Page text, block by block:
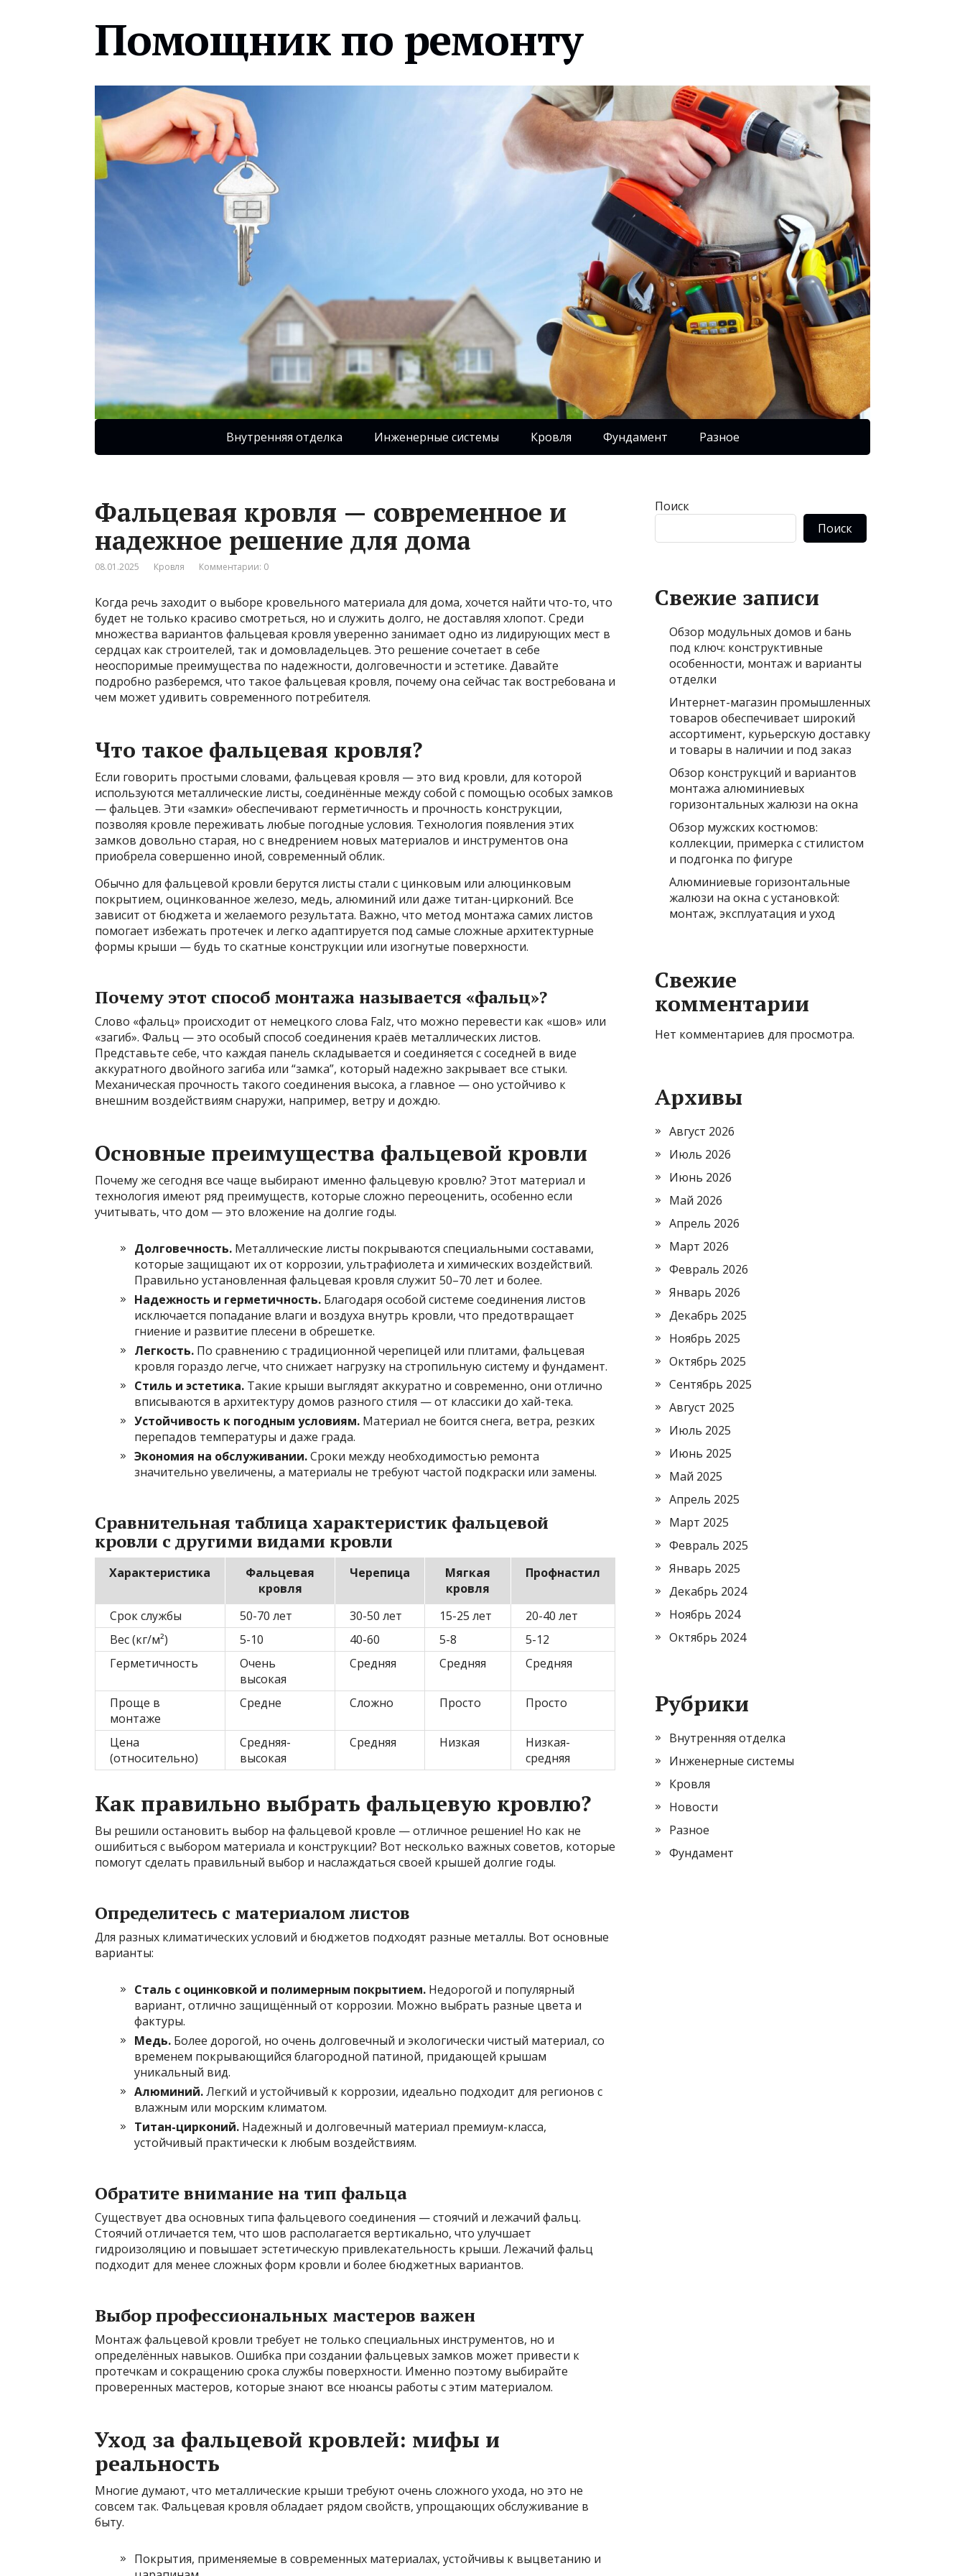
Помощник по ремонту
Внутренняя отделка Инженерные системы Кровля Фундамент Разное
Фальцевая кровля — современное и
надежное решение для дома
08.01.2025 Кровля Комментарии: 0
Когда речь заходит о выборе кровельного материала для дома, хочется найти что-то, что
будет не только красиво смотреться, но и служить долго, не доставляя хлопот. Среди
множества вариантов фальцевая кровля уверенно занимает одно из лидирующих мест в
сердцах как строителей, так и домовладельцев. Это решение сочетает в себе
неоспоримые преимущества по надежности, долговечности и эстетике. Давайте
подробно разберемся, что такое фальцевая кровля, почему она сейчас так востребована и
чем может удивить современного потребителя.
Что такое фальцевая кровля?
Если говорить простыми словами, фальцевая кровля — это вид кровли, для которой
используются металлические листы, соединённые между собой с помощью особых замков
— фальцев. Эти «замки» обеспечивают герметичность и прочность конструкции,
позволяя кровле переживать любые погодные условия. Технология появления этих
замков довольно старая, но с внедрением новых материалов и инструментов она
приобрела совершенно иной, современный облик.
Обычно для фальцевой кровли берутся листы стали с цинковым или алюцинковым
покрытием, оцинкованное железо, медь, алюминий или даже титан-цирконий. Все
зависит от бюджета и желаемого результата. Важно, что метод монтажа самих листов
помогает избежать протечек и легко адаптируется под самые сложные архитектурные
формы крыши — будь то скатные конструкции или изогнутые поверхности.
Почему этот способ монтажа называется «фальц»?
Слово «фальц» происходит от немецкого слова Falz, что можно перевести как «шов» или
«загиб». Фальц — это особый способ соединения краёв металлических листов.
Представьте себе, что каждая панель складывается и соединяется с соседней в виде
аккуратного двойного загиба или “замка”, который надежно закрывает все стыки.
Механическая прочность такого соединения высока, а главное — оно устойчиво к
внешним воздействиям снаружи, например, ветру и дождю.
Основные преимущества фальцевой кровли
Почему же сегодня все чаще выбирают именно фальцевую кровлю? Этот материал и
технология имеют ряд преимуществ, которые сложно переоценить, особенно если
учитывать, что дом — это вложение на долгие годы.
Долговечность. Металлические листы покрываются специальными составами,
которые защищают их от коррозии, ультрафиолета и химических воздействий.
Правильно установленная фальцевая кровля служит 50–70 лет и более.
Надежность и герметичность. Благодаря особой системе соединения листов
исключается попадание влаги и воздуха внутрь кровли, что предотвращает
гниение и развитие плесени в обрешетке.
Легкость. По сравнению с традиционной черепицей или плитами, фальцевая
кровля гораздо легче, что снижает нагрузку на стропильную систему и фундамент.
Стиль и эстетика. Такие крыши выглядят аккуратно и современно, они отлично
вписываются в архитектуру домов разного стиля — от классики до хай-тека.
Устойчивость к погодным условиям. Материал не боится снега, ветра, резких
перепадов температуры и даже града.
Экономия на обслуживании.Сроки между необходимостью ремонта
значительно увеличены, а материалы не требуют частой подкраски или замены.
Сравнительная таблица характеристик фальцевой
кровли с другими видами кровли
Характеристика
Фальцевая
кровля
Черепица
Мягкая
кровля
Профнастил
Срок службы 50-70 лет 30-50 лет 15-25 лет
20-40 лет
Вес (кг/м²)
5-10 40-60 5-8
5-12
Герметичность
Очень
высокая
Средняя Средняя Средняя
Проще в
монтаже
Средне Сложно Просто Просто
Цена
(относительно)
Средняя-
высокая
Средняя Низкая
Низкая-
средняя
Как правильно выбрать фальцевую кровлю?
Вы решили остановить выбор на фальцевой кровле — отличное решение! Но как не
ошибиться с выбором материала и конструкции? Вот несколько важных советов, которые
помогут сделать правильный выбор и наслаждаться своей крышей долгие годы.
Определитесь с материалом листов
Для разных климатических условий и бюджетов подходят разные металлы. Вот основные
варианты:
Сталь с оцинковкой и полимерным покрытием. Недорогой и популярный
вариант, отлично защищённый от коррозии. Можно выбрать разные цвета и
фактуры.
Медь. Более дорогой, но очень долговечный и экологически чистый материал, со
временем покрывающийся благородной патиной, придающей крышам
уникальный вид.
Алюминий.Легкий и устойчивый к коррозии, идеально подходит для регионов с
влажным или морским климатом.
Титан-цирконий. Надежный и долговечный материал премиум-класса,
устойчивый практически к любым воздействиям.
Обратите внимание на тип фальца
Существует два основных типа фальцевого соединения — стоячий и лежачий фальц.
Стоячий отличается тем, что шов располагается вертикально, что улучшает
гидроизоляцию и повышает эстетическую привлекательность крыши. Лежачий фальц
подходит для менее сложных форм кровли и более бюджетных вариантов.
Выбор профессиональных мастеров важен
Монтаж фальцевой кровли требует не только специальных инструментов, но и
определённых навыков. Ошибка при создании фальцевых замков может привести к
протечкам и сокращению срока службы поверхности. Именно поэтому выбирайте
проверенных мастеров, которые знают все нюансы работы с этим материалом.
Уход за фальцевой кровлей: мифы и
реальность
Многие думают, что металлические крыши требуют очень сложного ухода, но это не
совсем так. Фальцевая кровля обладает рядом свойств, упрощающих обслуживание в
быту.
Покрытия, применяемые в современных материалах, устойчивы к выцветанию и
Поиск
Поиск
Свежие записи
Обзор модульных домов и бань
под ключ: конструктивные
особенности, монтаж и варианты
отделки
Интернет-магазин промышленных
товаров обеспечивает широкий
ассортимент, курьерскую доставку
и товары в наличии и под заказ
Обзор конструкций и вариантов
монтажа алюминиевых
горизонтальных жалюзи на окна
Обзор мужских костюмов:
коллекции, примерка с стилистом
и подгонка по фигуре
Алюминиевые горизонтальные
жалюзи на окна с установкой:
монтаж, эксплуатация и уход
Свежие
комментарии
Нет комментариев для просмотра.
Архивы
Август 2026
Июль 2026
Июнь 2026
Май 2026
Апрель 2026
Март 2026
Февраль 2026
Январь 2026
Декабрь 2025
Ноябрь 2025
Октябрь 2025
Сентябрь 2025
Август 2025
Июль 2025
Июнь 2025
Май 2025
Апрель 2025
Март 2025
Февраль 2025
Январь 2025
Декабрь 2024
Ноябрь 2024
Октябрь 2024
Рубрики
Внутренняя отделка
Инженерные системы
Кровля
Новости
Разное
Фундамент